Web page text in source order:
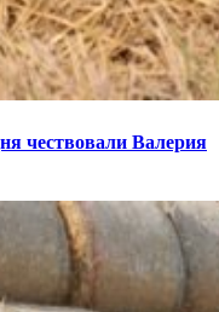
чествовали Валерия